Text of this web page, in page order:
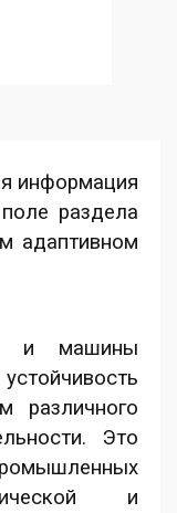
информация
раздела
адаптивном
и машины
различного
Это
и